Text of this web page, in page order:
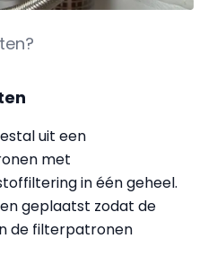
uit een
met
in één geheel.
geplaatst zodat de
de filterpatronen